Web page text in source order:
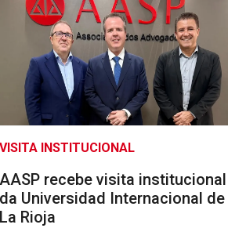
VISITA INSTITUCIONAL
AASP recebe visita institucional
da Universidad Internacional de
La Rioja